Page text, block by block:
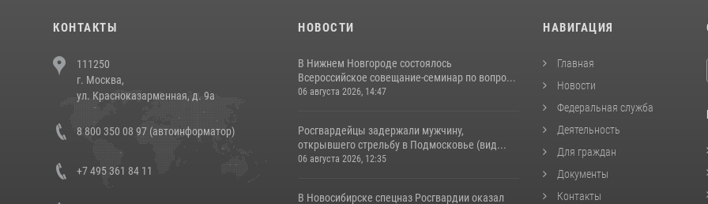
КОНТАКТЫ
111250
г. Москва,
ул. Красноказарменная, д. 9а
8 800 350 08 97 (автоинформатор)
+7 495 361 84 11
НОВОСТИ
В Нижнем Новгороде состоялось
Всероссийское совещание-семинар по вопро...
06 августа 2026, 14:47
Росгвардейцы задержали мужчину,
открывшего стрельбу в Подмосковье (вид...
06 августа 2026, 12:35
В Новосибирске спецназ Росгвардии оказал
НАВИГАЦИЯ
Главная
Новости
Федеральная служба
Деятельность
Для граждан
Документы
Контакты